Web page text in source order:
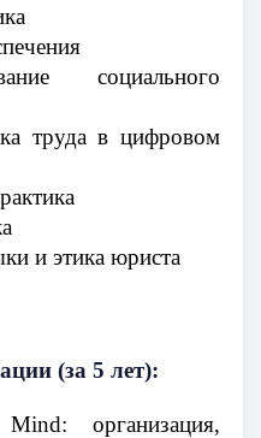
социального
труда в цифровом
и этика юриста
(за 5 лет):
организация,